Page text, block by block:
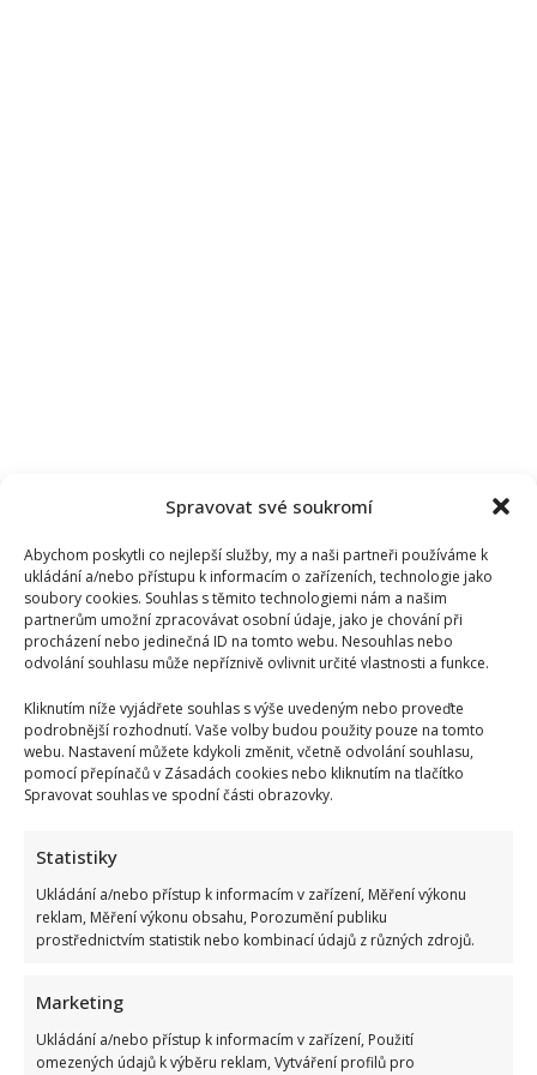
Spravovat své soukromí
Abychom poskytli co nejlepší služby, my a naši partneři používáme k
ukládání a/nebo přístupu k informacím o zařízeních, technologie jako
soubory cookies. Souhlas s těmito technologiemi nám a našim
partnerům umožní zpracovávat osobní údaje, jako je chování při
procházení nebo jedinečná ID na tomto webu. Nesouhlas nebo
odvolání souhlasu může nepříznivě ovlivnit určité vlastnosti a funkce.
Kliknutím níže vyjádřete souhlas s výše uvedeným nebo proveďte
podrobnější rozhodnutí. Vaše volby budou použity pouze na tomto
webu. Nastavení můžete kdykoli změnit, včetně odvolání souhlasu,
pomocí přepínačů v Zásadách cookies nebo kliknutím na tlačítko
Spravovat souhlas ve spodní části obrazovky.
Statistiky
Ukládání a/nebo přístup k informacím v zařízení, Měření výkonu
reklam, Měření výkonu obsahu, Porozumění publiku
prostřednictvím statistik nebo kombinací údajů z různých zdrojů.
Marketing
Ukládání a/nebo přístup k informacím v zařízení, Použití
omezených údajů k výběru reklam, Vytváření profilů pro